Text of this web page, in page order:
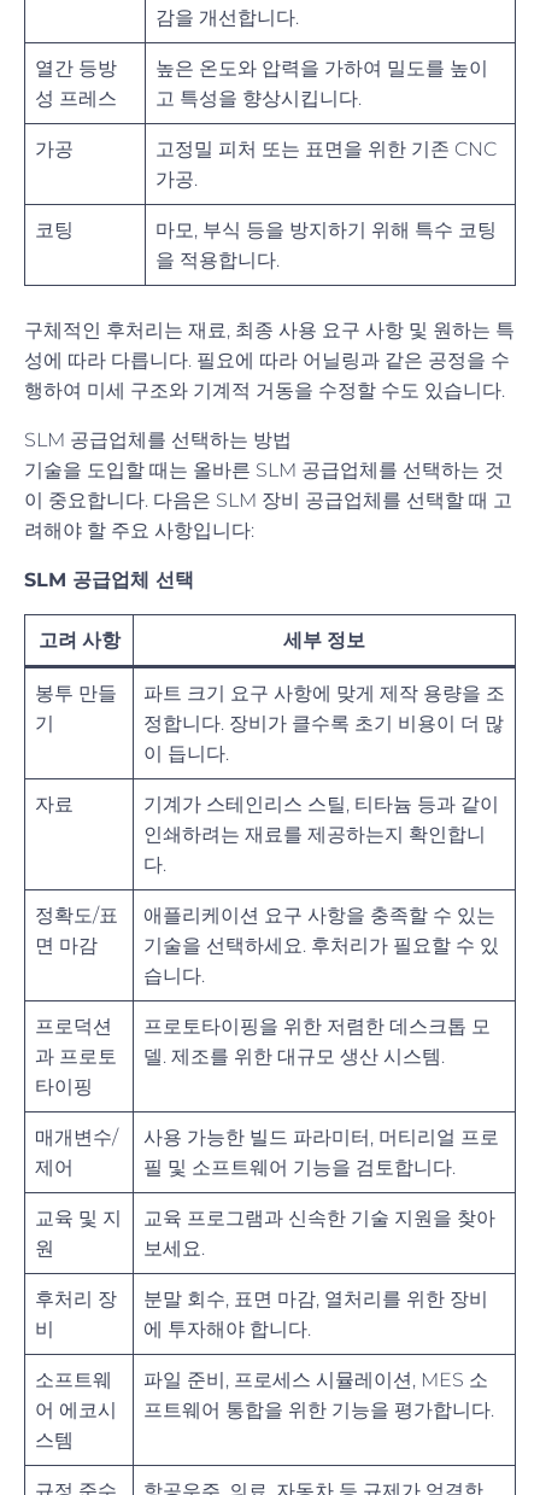
감을 개선합니다.
열간 등방
성 프레스
높은 온도와 압력을 가하여 밀도를 높이
고 특성을 향상시킵니다.
가공
고정밀 피처 또는 표면을 위한 기존 CNC
가공.
코팅
마모, 부식 등을 방지하기 위해 특수 코팅
을 적용합니다.
구체적인 후처리는 재료, 최종 사용 요구 사항 및 원하는 특
성에 따라 다릅니다. 필요에 따라 어닐링과 같은 공정을 수
행하여 미세 구조와 기계적 거동을 수정할 수도 있습니다.
SLM 공급업체를 선택하는 방법
기술을 도입할 때는 올바른 SLM 공급업체를 선택하는 것
이 중요합니다. 다음은 SLM 장비 공급업체를 선택할 때 고
려해야 할 주요 사항입니다:
SLM 공급업체 선택
고려 사항 세부 정보
봉투 만들
기
파트 크기 요구 사항에 맞게 제작 용량을 조
정합니다. 장비가 클수록 초기 비용이 더 많
이 듭니다.
자료
기계가 스테인리스 스틸, 티타늄 등과 같이
인쇄하려는 재료를 제공하는지 확인합니
다.
정확도/표
면 마감
애플리케이션 요구 사항을 충족할 수 있는
기술을 선택하세요. 후처리가 필요할 수 있
습니다.
프로덕션
과 프로토
타이핑
프로토타이핑을 위한 저렴한 데스크톱 모
델. 제조를 위한 대규모 생산 시스템.
매개변수/
제어
사용 가능한 빌드 파라미터, 머티리얼 프로
필 및 소프트웨어 기능을 검토합니다.
교육 및 지
원
교육 프로그램과 신속한 기술 지원을 찾아
보세요.
후처리 장
비
분말 회수, 표면 마감, 열처리를 위한 장비
에 투자해야 합니다.
소프트웨
어 에코시
스템
파일 준비, 프로세스 시뮬레이션, MES 소
프트웨어 통합을 위한 기능을 평가합니다.